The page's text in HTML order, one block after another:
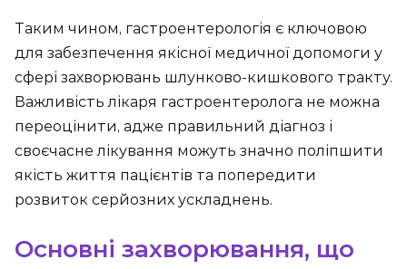
Таким чином, гастроентерологія є ключовою
для забезпечення якісної медичної допомоги у
сфері захворювань шлунково-кишкового тракту.
Важливість лікаря гастроентеролога не можна
переоцінити, адже правильний діагноз і
своєчасне лікування можуть значно поліпшити
якість життя пацієнтів та попередити
розвиток серйозних ускладнень.
Основні захворювання, що